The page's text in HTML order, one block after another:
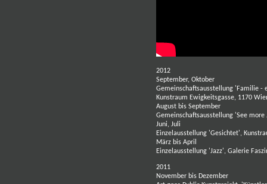
2012
September, Oktober
Gemeinschaftsausstellung 'Familie -
Kunstraum Ewigkeitsgasse, 1170
August bis September
Gemeinschaftsausstellung 'See more
Juni, Juli
Einzelausstellung 'Gesichtet',
März bis April
Einzelausstellung 'Jazz', Galerie
2011
November bis Dezember